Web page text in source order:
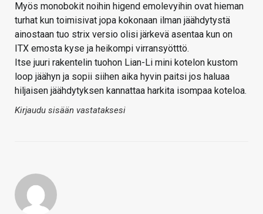
Myös monobokit noihin higend emolevyihin ovat hieman
turhat kun toimisivat jopa kokonaan ilman jäähdytystä
ainostaan tuo strix versio olisi järkevä asentaa kun on
ITX emosta kyse ja heikompi virransyötttö.
Itse juuri rakentelin tuohon Lian-Li mini kotelon kustom
loop jäähyn ja sopii siihen aika hyvin paitsi jos haluaa
hiljaisen jäähdytyksen kannattaa harkita isompaa koteloa.
Kirjaudu sisään vastataksesi